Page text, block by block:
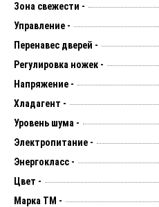
Зона свежести -
Управление -
Перенавес дверей -
Регулировка ножек -
Напряжение -
Хладагент -
Уровень шума -
Электропитание -
Энергокласс -
Цвет -
Марка ТМ -